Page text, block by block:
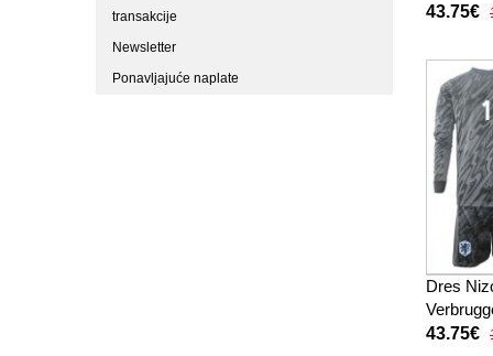
transakcije
Newsletter
Ponavljajuće naplate
Dugi
43.75€
Dres
Domaci
43.75€